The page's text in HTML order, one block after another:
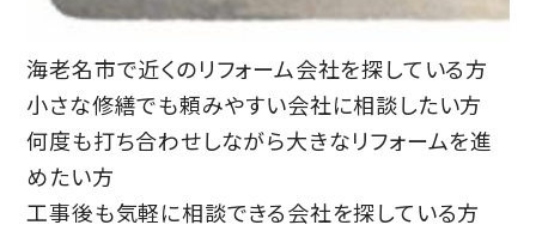
海老名市で近くのリフォーム会社を探している方
小さな修繕でも頼みやすい会社に相談したい方
何度も打ち合わせしながら大きなリフォームを進
めたい方
工事後も気軽に相談できる会社を探している方